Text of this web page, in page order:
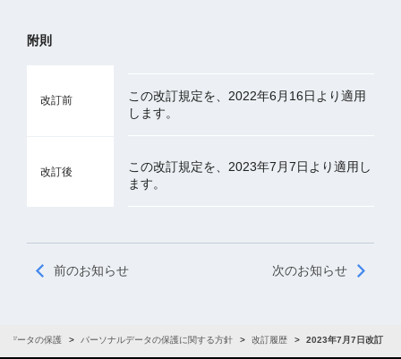
附則
改訂前
この改訂規定を、2022年6月16日より適用
します。
改訂後
この改訂規定を、2023年7月7日より適用し
ます。
前のお知らせ 次のお知らせ
データの保護 パーソナルデータの保護に関する方針 改訂履歴 2023年7月7日改訂